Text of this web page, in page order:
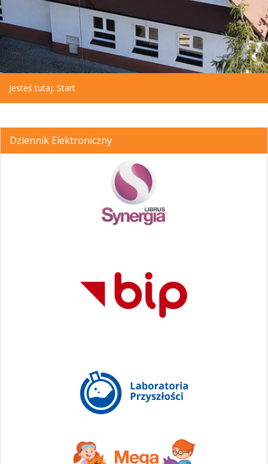
Jesteś tutaj: Start
Dziennik Elektroniczny